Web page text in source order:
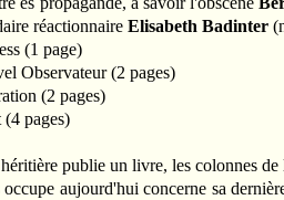
réactionnaire Elisabeth Badinter
(1 page)
Observateur (2 pages)
(2 pages)
(4 pages)
publie un livre, les colonnes
occupe aujourd'hui concerne sa